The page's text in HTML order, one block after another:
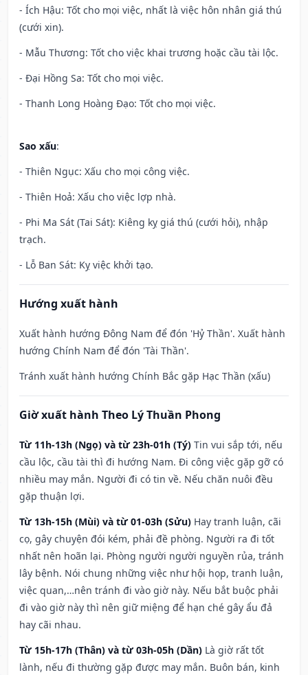
- Ích Hậu: Tốt cho mọi việc, nhất là việc hôn nhân giá thú
(cưới xin).
- Mẫu Thương: Tốt cho việc khai trương hoặc cầu tài lộc.
- Đại Hồng Sa: Tốt cho mọi việc.
- Thanh Long Hoàng Đạo: Tốt cho mọi việc.
Sao xấu:
- Thiên Ngục: Xấu cho mọi công việc.
- Thiên Hoả: Xấu cho việc lợp nhà.
- Phi Ma Sát (Tai Sát): Kiêng kỵ giá thú (cưới hỏi), nhập
trạch.
- Lỗ Ban Sát: Kỵ việc khởi tạo.
Hướng xuất hành
Xuất hành hướng Đông Nam để đón 'Hỷ Thần'. Xuất hành
hướng Chính Nam để đón 'Tài Thần'.
Tránh xuất hành hướng Chính Bắc gặp Hạc Thần (xấu)
Giờ xuất hành Theo Lý Thuần Phong
Từ 11h-13h (Ngọ) và từ 23h-01h (Tý) Tin vui sắp tới, nếu
cầu lộc, cầu tài thì đi hướng Nam. Đi công việc gặp gỡ có
nhiều may mắn. Người đi có tin về. Nếu chăn nuôi đều
gặp thuận lợi.
Từ 13h-15h (Mùi) và từ 01-03h (Sửu) Hay tranh luận, cãi
cọ, gây chuyện đói kém, phải đề phòng. Người ra đi tốt
nhất nên hoãn lại. Phòng người người nguyền rủa, tránh
lây bệnh. Nói chung những việc như hội họp, tranh luận,
việc quan,…nên tránh đi vào giờ này. Nếu bắt buộc phải
đi vào giờ này thì nên giữ miệng để hạn ché gây ẩu đả
hay cãi nhau.
Từ 15h-17h (Thân) và từ 03h-05h (Dần) Là giờ rất tốt
lành, nếu đi thường gặp được may mắn. Buôn bán, kinh